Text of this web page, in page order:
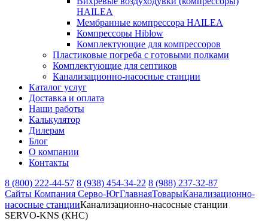
HAILEA
Мембранные компрессора HAILEA
Компрессоры Hiblow
Комплектующие для компрессоров
Пластиковые погреба с готовыми полками
Комплектующие для септиков
Канализационно-насосные станции
Каталог услуг
Доставка и оплата
Наши работы
Калькулятор
Дилерам
Блог
О компании
Контакты
8 (800) 222-44-57 8 (938) 454-34-22 8 (988) 237-32-87
Сайты Компания Серво-ЮгГлавнаяТоварыКанализационно-
насосные станцииКанализационно-насосные станции
SERVO-KNS (КНС)